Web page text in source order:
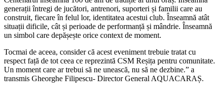
generații întregi de jucători, antrenori, suporteri și familii care au
construit, fiecare în felul lor, identitatea acestui club. Înseamnă atât
situații dificile, cât și perioade de performanță și mândrie. Înseamnă
un simbol care depășește orice context de moment.
Tocmai de aceea, consider că acest eveniment trebuie tratat cu
respect față de tot ceea ce reprezintă CSM Reșița pentru comunitate.
Un moment care ar trebui să ne unească, nu să ne dezbine.” a
transmis Gheorghe Filipescu- Director General AQUACARAȘ.